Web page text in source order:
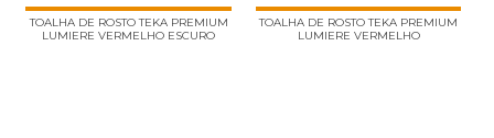
TOALHA DE ROSTO TEKA PREMIUM
LUMIERE VERMELHO ESCURO
TOALHA DE ROSTO TEKA PREMIUM
LUMIERE VERMELHO